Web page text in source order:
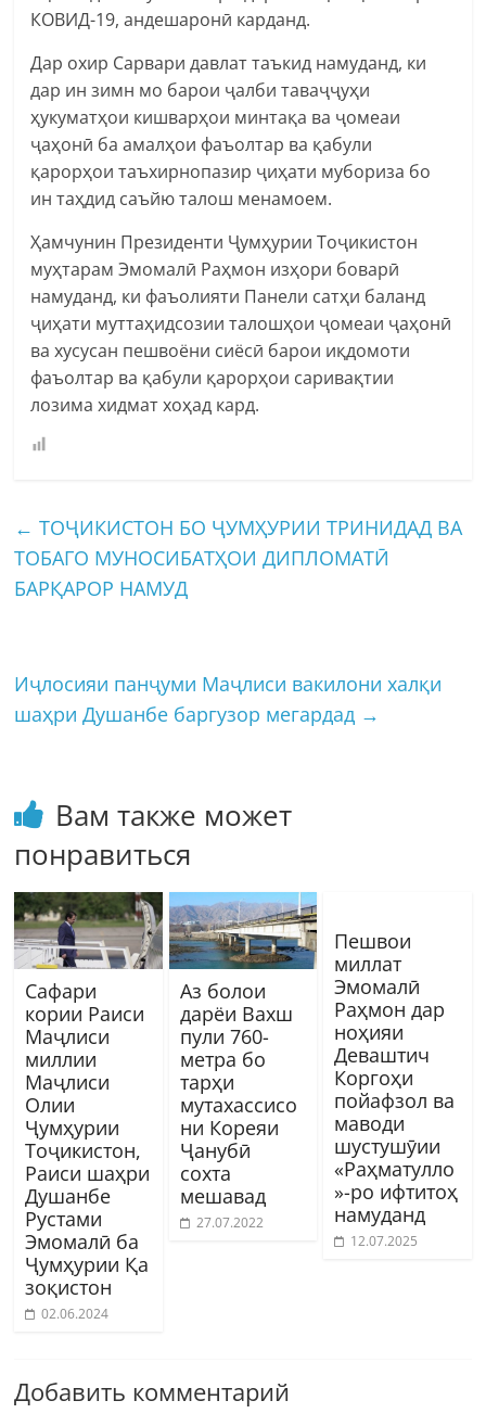
КОВИД-19, андешаронӣ карданд.
Дар охир Сарвари давлат таъкид намуданд, ки
дар ин зимн мо барои ҷалби таваҷҷуҳи
ҳукуматҳои кишварҳои минтақа ва ҷомеаи
ҷаҳонӣ ба амалҳои фаъолтар ва қабули
қарорҳои таъхирнопазир ҷиҳати мубориза бо
ин таҳдид саъйю талош менамоем.
Ҳамчунин Президенти Ҷумҳурии Тоҷикистон
муҳтарам Эмомалӣ Раҳмон изҳори боварӣ
намуданд, ки фаъолияти Панели сатҳи баланд
ҷиҳати муттаҳидсозии талошҳои ҷомеаи ҷаҳонӣ
ва хусусан пешвоёни сиёсӣ барои иқдомоти
фаъолтар ва қабули қарорҳои саривақтии
лозима хидмат хоҳад кард.
← ТОҶИКИСТОН БО ҶУМҲУРИИ ТРИНИДАД ВА
ТОБАГО МУНОСИБАТҲОИ ДИПЛОМАТӢ
БАРҚАРОР НАМУД
Иҷлосияи панҷуми Маҷлиси вакилони халқи
шаҳри Душанбе баргузор мегардад →
Вам также может
понравиться
Сафари
кории Раиси
Маҷлиси
миллии
Маҷлиси
Олии
Ҷумҳурии
Тоҷикистон,
Раиси шаҳри
Душанбе
Рустами
Эмомалӣ ба
Ҷумҳурии Қа
зоқистон
02.06.2024
Аз болои
дарёи Вахш
пули 760-
метра бо
тарҳи
мутахассисо
ни Кореяи
Ҷанубӣ
сохта
мешавад
27.07.2022
Пешвои
миллат
Эмомалӣ
Раҳмон дар
ноҳияи
Деваштич
Коргоҳи
пойафзол ва
маводи
шустушӯии
«Раҳматулло
»-ро ифтитоҳ
намуданд
12.07.2025
Добавить комментарий